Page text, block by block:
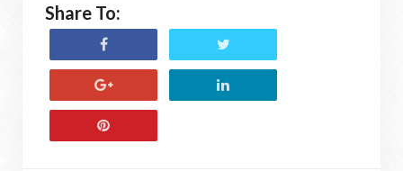
Share To: